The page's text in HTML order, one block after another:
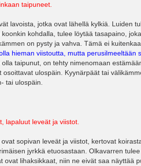
taipuneet.
lavoista, jotka ovat lähellä kylkiä. Luiden
kohdalla, tulee löytää tasapaino,
on pysty ja vahva. Tämä ei
hieman viistoutta, mutta perusilmeeltään
taipunut, on tehty nimenomaan
ulospäin. Kyynärpäät tai
tai ulospäin.
lapaluut leveät ja viistot.
sopivan leveät ja viistot, kertovat
jyrkkä etuosastaan. Olkavarren
ovat lihaksikkaat, niin ne eivät saa näyttää